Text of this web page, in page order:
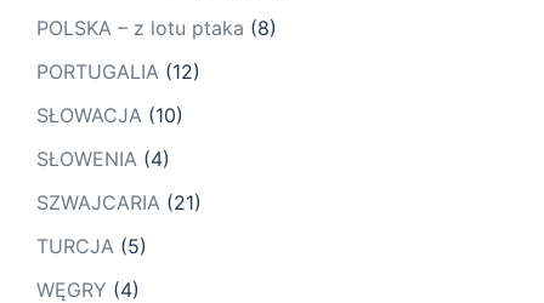
POLSKA – z lotu ptaka (8)
PORTUGALIA (12)
SŁOWACJA (10)
SŁOWENIA (4)
SZWAJCARIA (21)
TURCJA (5)
WĘGRY (4)